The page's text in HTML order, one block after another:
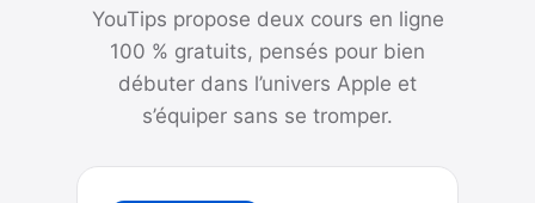
YouTips propose deux cours en ligne
100 % gratuits, pensés pour bien
débuter dans l’univers Apple et
s’équiper sans se tromper.